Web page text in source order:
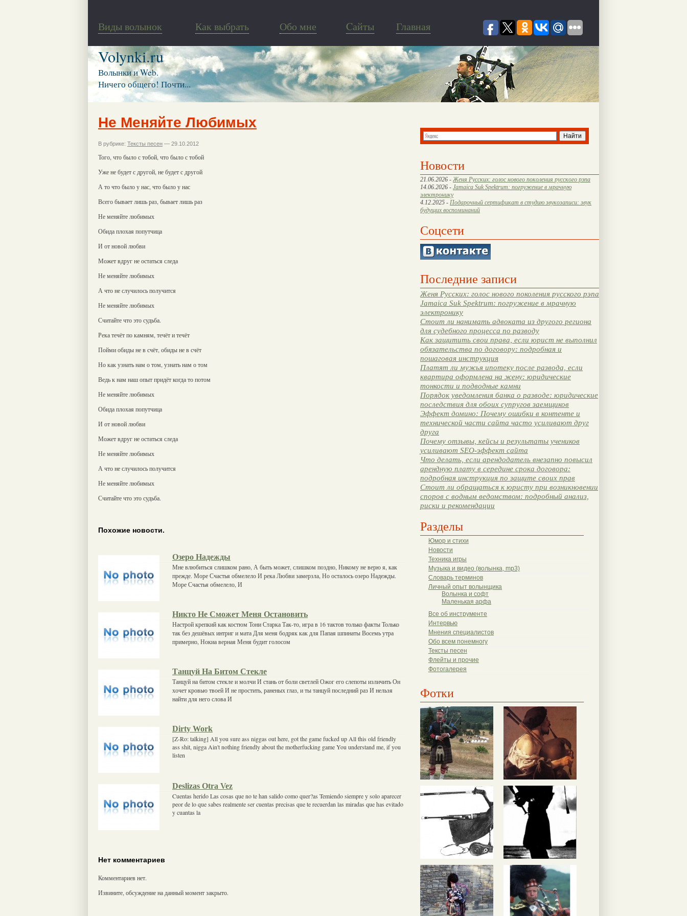
Виды волынок Как выбрать Обо мне Cайты Главная
Volynki.ru
Волынки и Web.
Ничего общего! Почти...
Новости
21.06.2026 - Женя Русских: голос нового поколения русского рэпа
14.06.2026 - Jamaica Suk Spektrum: погружение в мрачную
электронику
4.12.2025 - Подарочный сертификат в студию звукозаписи: звук
будущих воспоминаний
Соцсети
Последние записи
Женя Русских: голос нового поколения русского рэпа
Jamaica Suk Spektrum: погружение в мрачную
электронику
Стоит ли нанимать адвоката из другого региона
для судебного процесса по разводу
Как защитить свои права, если юрист не выполнил
обязательства по договору: подробная и
пошаговая инструкция
Платят ли мужья ипотеку после развода, если
квартира оформлена на жену: юридические
тонкости и подводные камни
Порядок уведомления банка о разводе: юридические
последствия для обоих супругов заемщиков
Эффект домино: Почему ошибки в контенте и
технической части сайта часто усиливают друг
друга
Почему отзывы, кейсы и результаты учеников
усиливают SEO-эффект сайта
Что делать, если арендодатель внезапно повысил
арендную плату в середине срока договора:
подробная инструкция по защите своих прав
Стоит ли обращаться к юристу при возникновении
споров с водным ведомством: подробный анализ,
риски и рекомендации
Разделы
Юмор и стихи
Новости
Техника игры
Музыка и видео (волынка, mp3)
Словарь терминов
Личный опыт волынщика
Волынка и софт
Маленькая арфа
Все об инструменте
Интервью
Мнения специалистов
Обо всем понемногу
Тексты песен
Флейты и прочие
Фотогалерея
Фотки
Не Меняйте Любимых
В рубрике: Тексты песен — 29.10.2012
Того, что было с тобой, что было с тобой
Уже не будет с другой, не будет с другой
А то что было у нас, что было у нас
Всего бывает лишь раз, бывает лишь раз
Не меняйте любимых
Обида плохая попутчица
И от новой любви
Может вдруг не остаться следа
Не меняйте любимых
А что не случилось получится
Не меняйте любимых
Считайте что это судьба.
Река течёт по камням, течёт и течёт
Пойми обиды не в счёт, обиды не в счёт
Но как узнать нам о том, узнать нам о том
Ведь к нам наш опыт придёт когда то потом
Не меняйте любимых
Обида плохая попутчица
И от новой любви
Может вдруг не остаться следа
Не меняйте любимых
А что не случилось получится
Не меняйте любимых
Считайте что это судьба.
Похожие новости.
Озеро Надежды
Мне влюбиться слишком рано, А быть может, слишком поздно, Никому не верю я, как
прежде. Море Счастья обмелело И река Любви замерзла, Но осталось озеро Надежды.
Море Счастья обмелело, И
Никто Не Сможет Меня Остановить
Настрой крепкий как костюм Тони Старка Так-то, игра в 16 тактов только факты Только
так без дешёвых интриг и мата Для меня бодряк как для Папая шпинаты Восемь утра
примерно, Нокиа верная Меня будит голосом
Танцуй На Битом Стекле
Танцуй на битом стекле и молчи И стань от боли светлей Ожог его слепоты изличить Он
хочет кровью твоей И не простить, раненых глаз, и ты танцуй последний раз И нельзя
найти для него слова И
Dirty Work
[Z-Ro: talking] All you sure ass niggas out here, got the game fucked up All this old friendly
ass shit, nigga Ain't nothing friendly about the motherfucking game You understand me, if you
listen
Deslizas Otra Vez
Cuentas herido Las cosas que no te han salido como quer?as Temiendo siempre y solo aparecer
peor de lo que sabes realmente ser cuentas precisas que te recuerdan las miradas que has evitado
y cuantas la
Нет комментариев
Комментариев нет.
Извините, обсуждение на данный момент закрыто.